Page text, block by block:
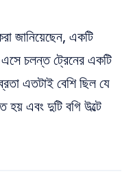
জানিয়েছেন, একটি
চলন্ত ট্রেনের একটি
এতটাই বেশি ছিল যে
হয় এবং দুটি বগি উল্টে